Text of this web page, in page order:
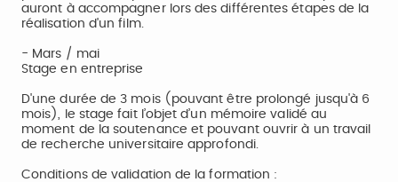
auront à accompagner lors des différentes étapes de la
réalisation d'un film.
- Mars / mai
Stage en entreprise
D'une durée de 3 mois (pouvant être prolongé jusqu'à 6
mois), le stage fait l’objet d’un mémoire validé au
moment de la soutenance et pouvant ouvrir à un travail
de recherche universitaire approfondi.
Conditions de validation de la formation :